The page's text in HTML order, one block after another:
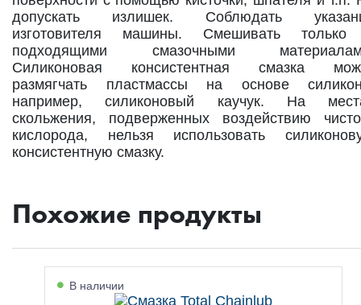
допускать излишек. Соблюдать
изготовителя машины. Смешивать
подходящими смазочными
Силиконовая консистентная смазка
размягчать пластмассы на основе
например, силиконовый каучук. На
скольжения, подверженных воздействию
кислорода, нельзя использовать
консистентную смазку.
Похожие продукты
В наличии